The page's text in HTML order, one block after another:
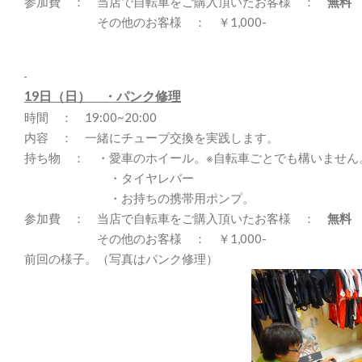
その他のお客様 ： ￥1,000-
19日（日） ・パンク修理
時間 ： 19:00~20:00
内容 ： 一緒にチューブ交換を実践します。
持ち物 ： ・愛車のホイール。※自転車ごとでも構いません
・タイヤレバー
・お持ちの携帯用ポンプ。
参加費 ： 当店で自転車をご購入頂いたお客様 ： 無料
その他のお客様 ： ￥1,000-
前回の様子。（写真はパンク修理）